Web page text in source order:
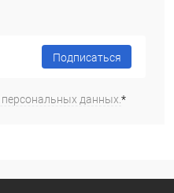
Подписаться
персональных данных.*